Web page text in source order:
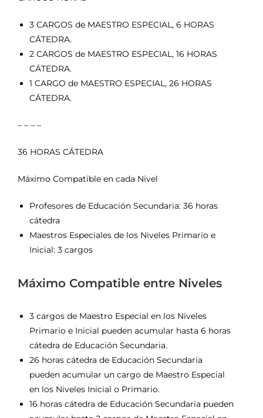
3 CARGOS de MAESTRO ESPECIAL, 6 HORAS
CÁTEDRA.
2 CARGOS de MAESTRO ESPECIAL, 16 HORAS
CÁTEDRA.
1 CARGO de MAESTRO ESPECIAL, 26 HORAS
CÁTEDRA.
– – – –
36 HORAS CÁTEDRA
Máximo Compatible en cada Nivel
Profesores de Educación Secundaria: 36 horas
cátedra
Maestros Especiales de los Niveles Primario e
Inicial: 3 cargos
Máximo Compatible entre Niveles
3 cargos de Maestro Especial en los Niveles
Primario e Inicial pueden acumular hasta 6 horas
cátedra de Educación Secundaria.
26 horas cátedra de Educación Secundaria
pueden acumular un cargo de Maestro Especial
en los Niveles Inicial o Primario.
16 horas cátedra de Educación Secundaria pueden